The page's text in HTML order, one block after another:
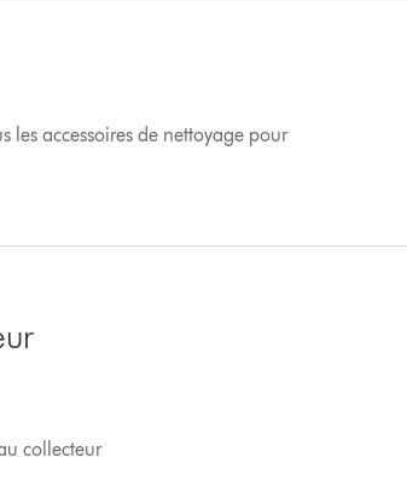
les accessoires de nettoyage pour
collecteur